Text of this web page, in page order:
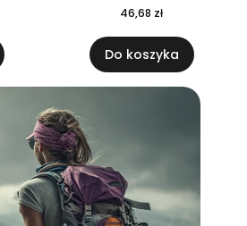
46,68 zł
Do koszyka